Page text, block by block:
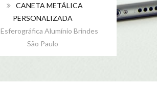
CANETA METÁLICA
PERSONALIZADA
Esferográfica Alumínio Brindes
São Paulo